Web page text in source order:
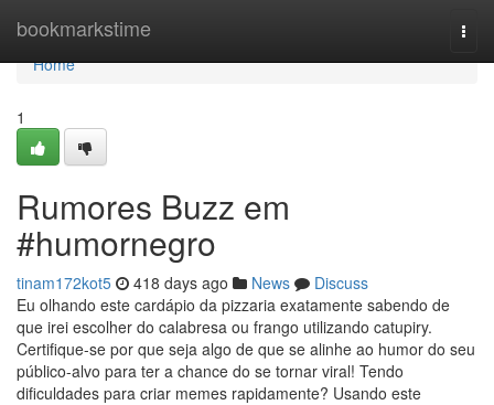
bookmarkstime
Home
Home
1
Rumores Buzz em
#humornegro
tinam172kot5 418 days ago News
Discuss
Eu olhando este cardápio da pizzaria exatamente sabendo de
que irei escolher do calabresa ou frango utilizando catupiry.
Certifique-se por que seja algo de que se alinhe ao humor do seu
público-alvo para ter a chance do se tornar viral! Tendo
dificuldades para criar memes rapidamente? Usando este